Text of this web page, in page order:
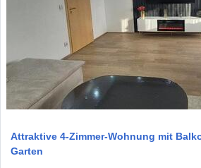
Attraktive 4-Zimmer-Wohnung mit
Garten